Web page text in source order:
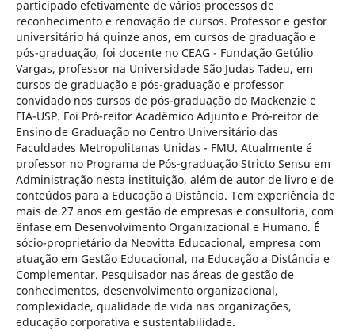
participado efetivamente de vários processos de
reconhecimento e renovação de cursos. Professor e gestor
universitário há quinze anos, em cursos de graduação e
pós-graduação, foi docente no CEAG - Fundação Getúlio
Vargas, professor na Universidade São Judas Tadeu, em
cursos de graduação e pós-graduação e professor
convidado nos cursos de pós-graduação do Mackenzie e
FIA-USP. Foi Pró-reitor Acadêmico Adjunto e Pró-reitor de
Ensino de Graduação no Centro Universitário das
Faculdades Metropolitanas Unidas - FMU. Atualmente é
professor no Programa de Pós-graduação Stricto Sensu em
Administração nesta instituição, além de autor de livro e de
conteúdos para a Educação a Distância. Tem experiência de
mais de 27 anos em gestão de empresas e consultoria, com
ênfase em Desenvolvimento Organizacional e Humano. É
sócio-proprietário da Neovitta Educacional, empresa com
atuação em Gestão Educacional, na Educação a Distância e
Complementar. Pesquisador nas áreas de gestão de
conhecimentos, desenvolvimento organizacional,
complexidade, qualidade de vida nas organizações,
educação corporativa e sustentabilidade.